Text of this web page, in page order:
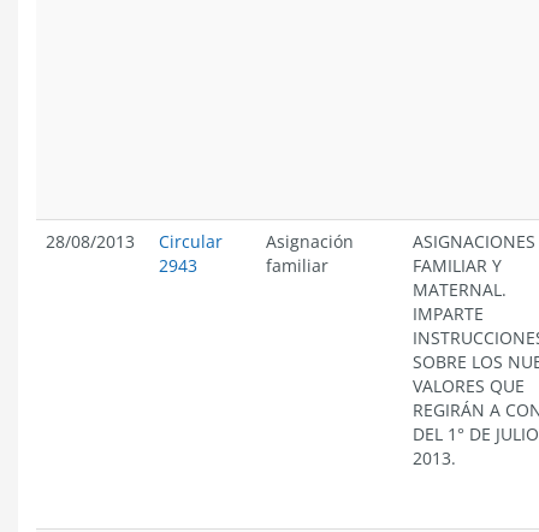
28/08/2013
Circular
2943
Asignación
familiar
ASIGNACIONES
FAMILIAR Y
MATERNAL.
IMPARTE
SOBRE LOS
VALORES QUE
REGIRÁN A
DEL 1° DE
2013.